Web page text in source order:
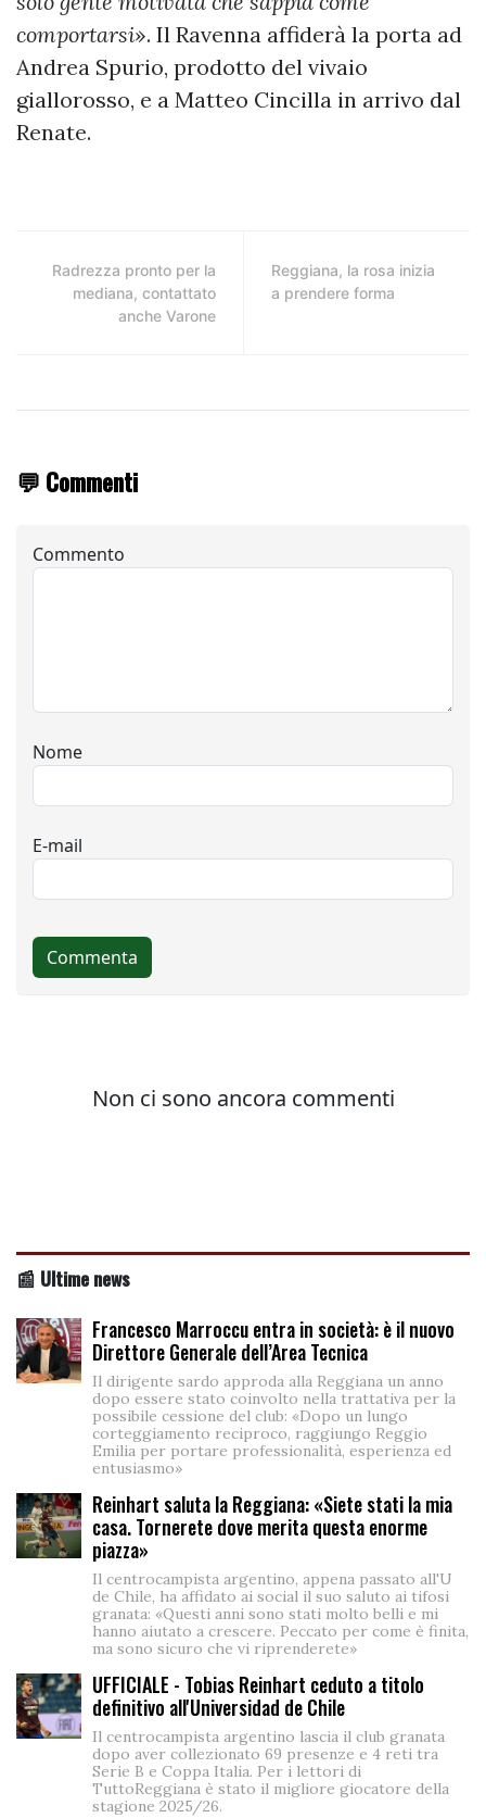
comportarsi». Il Ravenna affiderà la porta ad
Andrea Spurio, prodotto del vivaio
giallorosso, e a Matteo Cincilla in arrivo dal
Renate.
Radrezza pronto per la
mediana, contattato
anche Varone
Reggiana, la rosa inizia
a prendere forma
💬 Commenti
📰 Ultime news
Francesco Marroccu entra in società: è il nuovo
Direttore Generale dell’Area Tecnica
Il dirigente sardo approda alla Reggiana un anno
dopo essere stato coinvolto nella trattativa per la
possibile cessione del club: «Dopo un lungo
corteggiamento reciproco, raggiungo Reggio
Emilia per portare professionalità, esperienza ed
entusiasmo»
Reinhart saluta la Reggiana: «Siete stati la mia
casa. Tornerete dove merita questa enorme
piazza»
Il centrocampista argentino, appena passato all'U
de Chile, ha affidato ai social il suo saluto ai tifosi
granata: «Questi anni sono stati molto belli e mi
hanno aiutato a crescere. Peccato per come è finita,
ma sono sicuro che vi riprenderete»
UFFICIALE - Tobias Reinhart ceduto a titolo
definitivo all'Universidad de Chile
Il centrocampista argentino lascia il club granata
dopo aver collezionato 69 presenze e 4 reti tra
Serie B e Coppa Italia. Per i lettori di
TuttoReggiana è stato il migliore giocatore della
stagione 2025/26.